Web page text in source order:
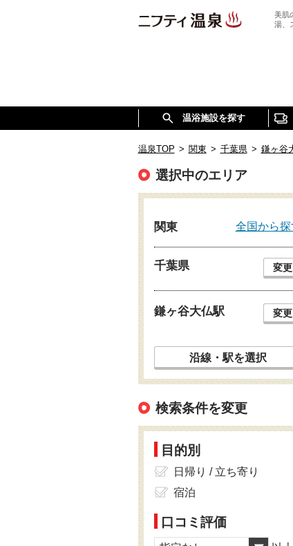
美肌
湯、
温浴施設を探す
温泉TOP > 関東 > 千葉県 > 鎌ヶ谷
選択中のエリア
関東 全国から探
千葉県 変更
鎌ヶ谷大仏駅 変更
沿線・駅を選択
検索条件を変更
目的別
日帰り / 立ち寄り
宿泊
口コミ評価